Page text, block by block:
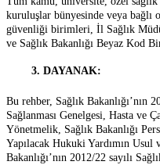
kuruluşlar bünyesinde veya bağlı
güvenliği birimleri, İl Sağlık
ve Sağlık Bakanlığı Beyaz Kod
3. DAYANAK:
Bu rehber, Sağlık Bakanlığı’nın
Sağlanması Genelgesi, Hasta ve
Yönetmelik, Sağlık Bakanlığı
Yapılacak Hukuki Yardımın
Bakanlığı’nın 2012/22 sayılı